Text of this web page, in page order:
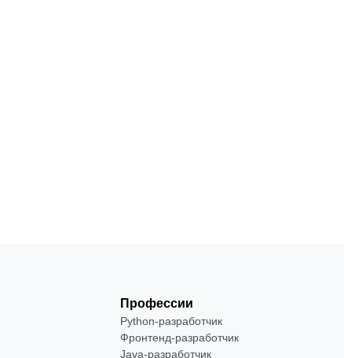
Профессии
Python-разработчик
Фронтенд-разработчик
Java-разработчик